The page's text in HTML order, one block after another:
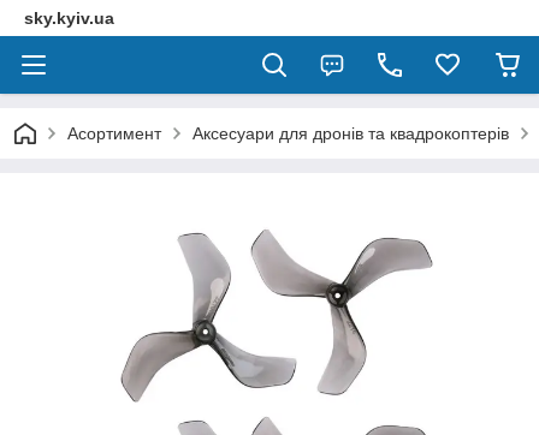
sky.kyiv.ua
Асортимент Аксесуари для дронів та квадрокоптерів